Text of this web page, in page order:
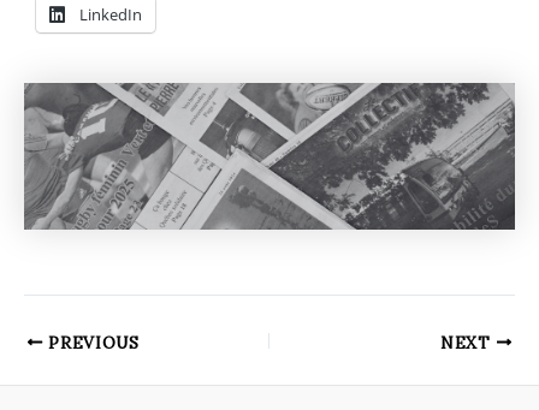
LinkedIn
PREVIOUS NEXT